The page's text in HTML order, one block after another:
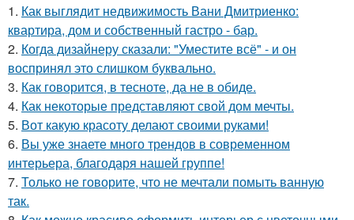
1. Как выглядит недвижимость Вани Дмитриенко:
квартира, дом и собственный гастро - бар.
2. Когда дизайнеру сказали: "Уместите всё" - и он
воспринял это слишком буквально.
3. Как говорится, в тесноте, да не в обиде.
4. Как некоторые представляют свой дом мечты.
5. Вот какую красоту делают своими руками!
6. Вы уже знаете много трендов в современном
интерьера, благодаря нашей группе!
7. Только не говорите, что не мечтали помыть ванную
так.